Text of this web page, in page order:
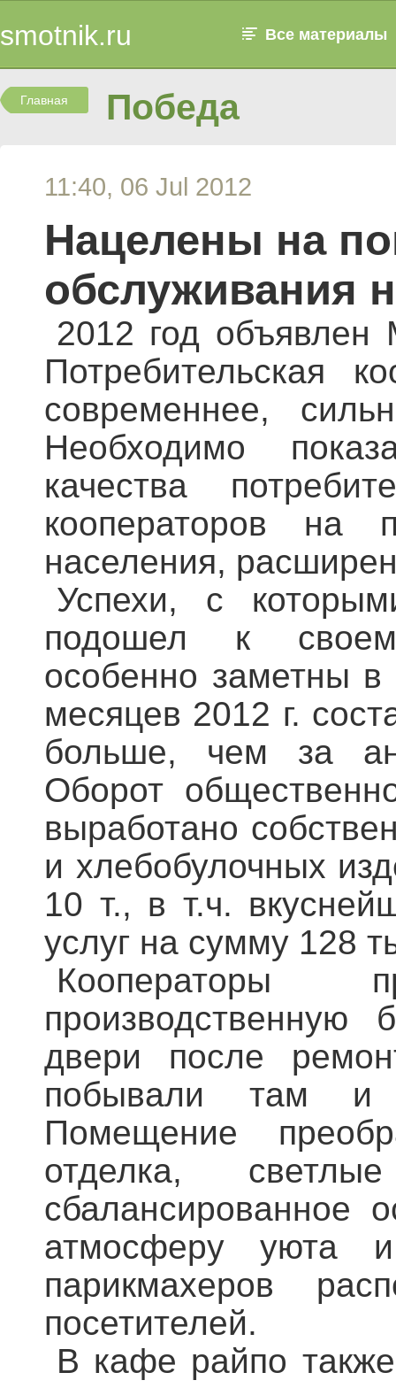
smotnik.ru Все материалы
Главная Победа
11:40, 06 Jul 2012
Нацелены на
обслуживания
2012 год объявлен
Потребительская
современнее,
Необходимо
качества
кооператоров на
населения,
Успехи, с
подошел к
особенно заметны в
месяцев 2012 г.
больше, чем за
Оборот
выработано
и хлебобулочных
10 т., в т.ч.
услуг на сумму 128
Кооператоры
производственную
двери после
побывали там и
Помещение
отделка,
сбалансированное
атмосферу уюта
парикмахеров
посетителей.
В кафе райпо